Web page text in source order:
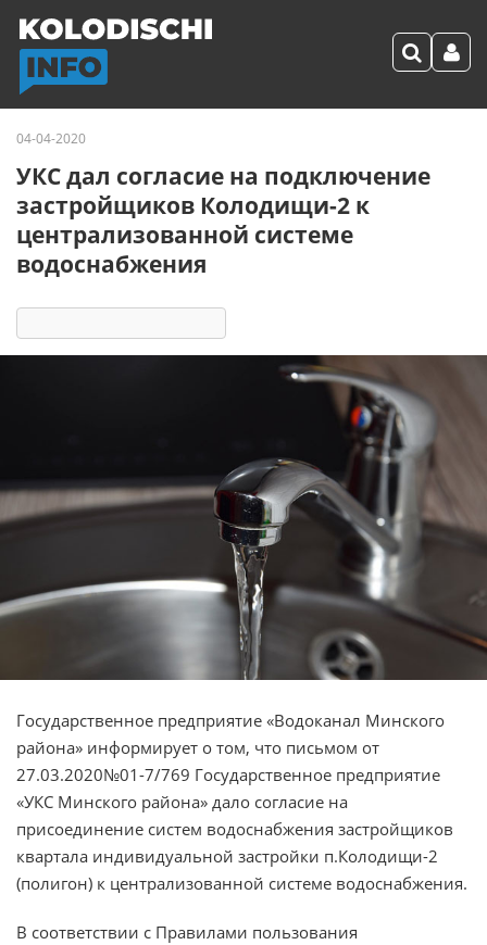
04-04-2020
УКС дал согласие на подключение
застройщиков Колодищи-2 к
централизованной системе
водоснабжения
Государственное предприятие «Водоканал Минского
района» информирует о том, что письмом от
27.03.2020№01-7/769 Государственное предприятие
«УКС Минского района» дало согласие на
присоединение систем водоснабжения застройщиков
квартала индивидуальной застройки п.Колодищи-2
(полигон) к централизованной системе водоснабжения.
В соответствии с Правилами пользования